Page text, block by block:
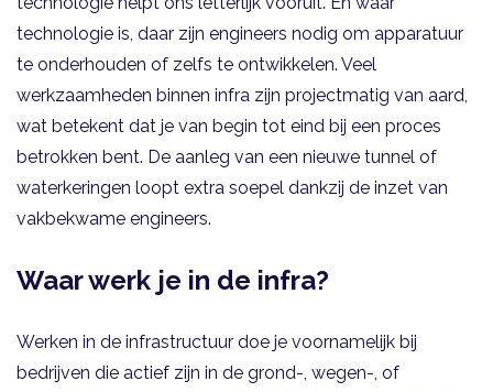
technologie is, daar zijn engineers nodig om apparatuur
te onderhouden of zelfs te ontwikkelen. Veel
werkzaamheden binnen infra zijn projectmatig van aard,
wat betekent dat je van begin tot eind bij een proces
betrokken bent. De aanleg van een nieuwe tunnel of
waterkeringen loopt extra soepel dankzij de inzet van
vakbekwame engineers.
Waar werk je in de infra?
Werken in de infrastructuur doe je voornamelijk bij
bedrijven die actief zijn in de grond-, wegen-, of